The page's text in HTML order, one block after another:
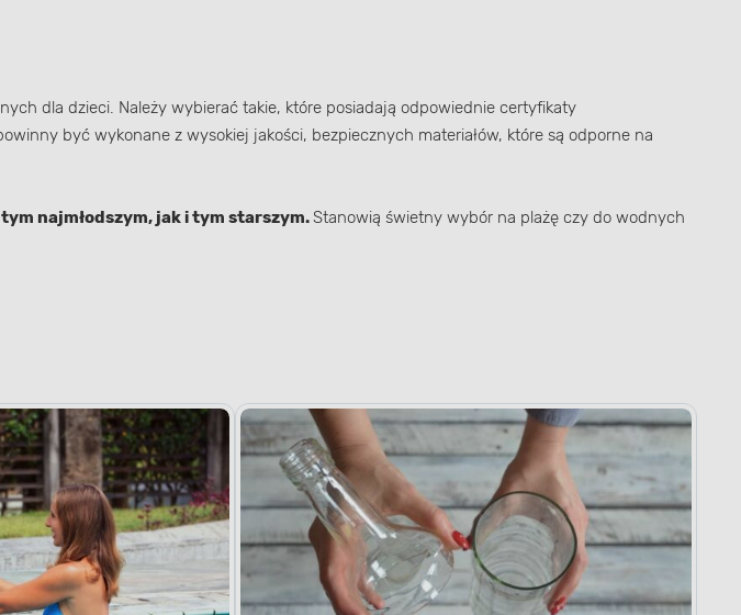
dla dzieci. Należy wybierać takie, które posiadają odpowiednie certyfikaty
być wykonane z wysokiej jakości, bezpiecznych materiałów, które są odporne na
najmłodszym, jak i tym starszym.Stanowią świetny wybór na plażę czy do wodnych